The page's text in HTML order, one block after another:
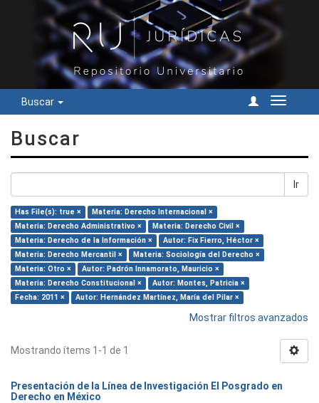
Buscar
Cambiar
Buscar
Ir
Has File(s): true ×
Materia: Derecho Internacional ×
Materia: Derecho Administrativo ×
Materia: Derecho Civil ×
Materia: Derecho de la Información ×
Autor: Fix Fierro, Héctor ×
Materia: Derecho Mercantil ×
Materia: Sociología del Derecho ×
Materia: Otro ×
Autor: Padrón Innamorato, Mauricio ×
Materia: Derecho Constitucional ×
Autor: Montes, Patricia ×
Fecha: 2011 ×
Autor: Hernández Martínez, María del Pilar ×
Mostrar filtros avanzados
Mostrando ítems 1-1 de 1
Presentación de la Línea de Investigación El Posgrado en
Derecho en México